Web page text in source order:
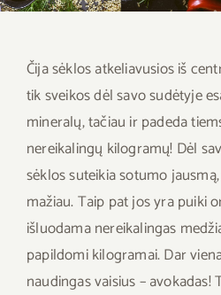
Savaitės
D.U.K
Sąlygos ir
Čija sėklos atkeliavusios iš
tik sveikos dėl savo sudėtyje
mineralų, tačiau ir padeda
nereikalingų kilogramų! Dėl
sėklos suteikia sotumo
mažiau. Taip pat jos yra puiki
išluodama nereikalingas
papildomi kilogramai. Dar
naudingas vaisius –